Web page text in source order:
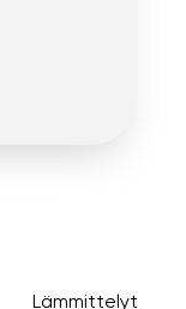
Lämmittelyt